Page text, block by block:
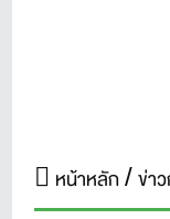
หน้าหลัก ข่า